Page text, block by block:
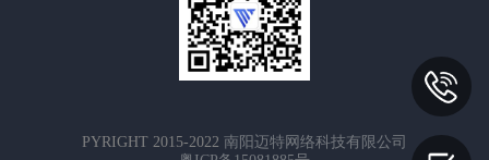
PYRIGHT 2015-2022 南阳迈特网络科技有限公司